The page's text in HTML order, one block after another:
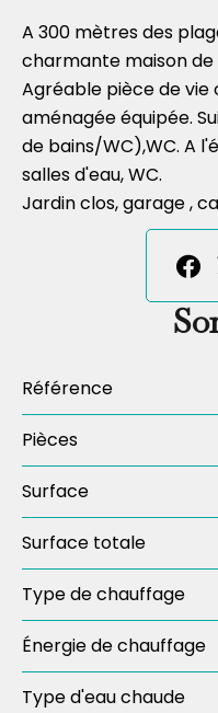
A 300 mètres des
charmante maison de
Agréable pièce de vie
aménagée équipée.
de bains/WC),WC. A
salles d'eau, WC.
Jardin clos, garage ,
Référence
Pièces
Surface
Surface totale
Type de chauffage
Énergie de chauffage
Type d'eau chaude